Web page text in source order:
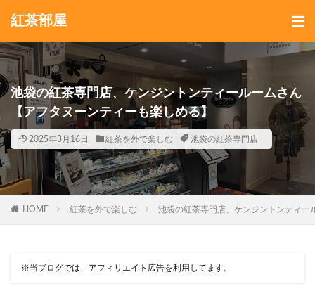
紅茶部屋
池袋の紅茶専門店、ケンジントンティールームさん
【アフタヌーンティーも楽しめる】
2025年3月16日 紅茶を外で楽しむ 池袋の紅茶専門店
HOME 紅茶を外で楽しむ 池袋の紅茶専門店、ケンジントンティー
※当ブログでは、アフィリエイト広告を利用してます。